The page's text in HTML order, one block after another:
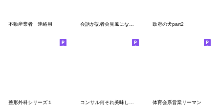
不動産業者 連絡用 政府の犬part2
整形外科シリーズ１ コンサル何それ美味しいの 体育会系営業リーマン